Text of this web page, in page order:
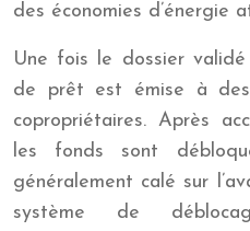
des économies d’énergie
Une fois le dossier
de prêt est émise à
copropriétaires. Après
les fonds sont
généralement calé sur
système de